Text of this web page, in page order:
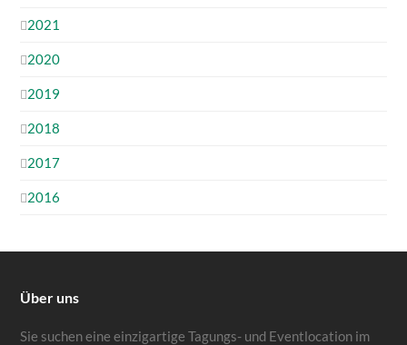
2021
2020
2019
2018
2017
2016
Über uns
Sie suchen eine einzigartige Tagungs- und Eventlocation im